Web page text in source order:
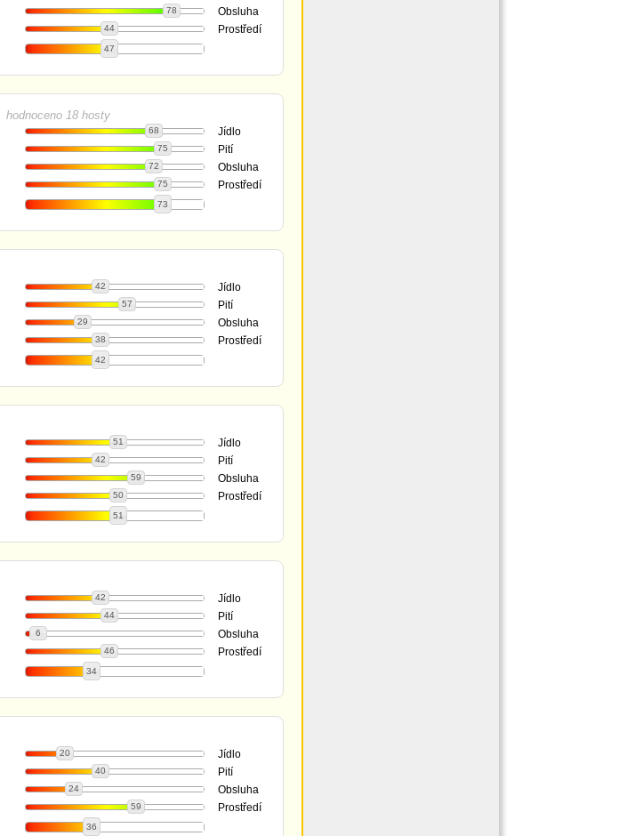
78 Obsluha
44 Prostředí
47
hodnoceno 18 hosty
68 Jídlo
75 Pití
72 Obsluha
75 Prostředí
73
42 Jídlo
57 Pití
29 Obsluha
38 Prostředí
42
51 Jídlo
42 Pití
59 Obsluha
50 Prostředí
51
42 Jídlo
44 Pití
6 Obsluha
46 Prostředí
34
20 Jídlo
40 Pití
24 Obsluha
59 Prostředí
36